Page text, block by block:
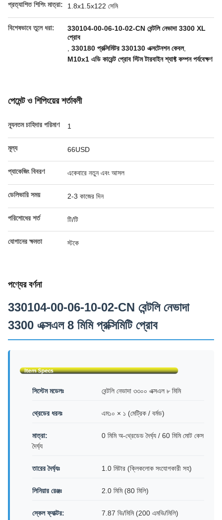
প্রত্যাশিত শিপিং মাত্রা: 1.8x1.5x122 সেমি
বিশেষভাবে তুলে ধরা:
330104-00-06-10-02-CN বেন্টলি নেভাদা 3300 XL
প্রোব
330180 প্রক্সিমিটর 330130 এক্সটেনশন কেবল,
M10x1 এডি কারেন্ট প্রোব স্টিম টারবাইন শ্যাফ্ট কম্পন পর্যবেক্ষণ
পেমেন্ট ও শিপিংয়ের শর্তাবলী
ন্যূনতম চাহিদার পরিমাণ 1
মূল্য 66USD
প্যাকেজিং বিবরণ একেবারে নতুন এবং আসল
ডেলিভারি সময় 2-3 কাজের দিন
পরিশোধের শর্ত টি/টি
যোগানের ক্ষমতা স্টকে
পণ্যের বর্ণনা
330104-00-06-10-02-CN বেন্টলি নেভাদা
3300 এক্সএল 8 মিমি প্রক্সিমিটি প্রোব
সিস্টেম মডেলঃ বেন্টলি নেভাদা ৩৩০০ এক্সএল ৮ মিমি
থ্রেডের ধরনঃ এম১০ × ১ (মেট্রিক / বর্মড)
মাত্রা:
0 মিমি অ-থ্রেডেড দৈর্ঘ্য / 60 মিমি মোট কেস
দৈর্ঘ্য
তারের দৈর্ঘ্যঃ 1.0 মিটার (ক্লিকলোক সংযোগকারী সহ)
লিনিয়ার রেঞ্জঃ 2.0 মিমি (80 মিলি)
স্কেল ফ্যাক্টর: 7.87 ভি/মিমি (200 এমভি/মিলি)